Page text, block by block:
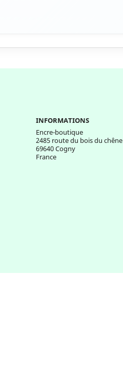
INFORMATIONS
Encre-boutique
2485 route du bois du chêne
69640 Cogny
France